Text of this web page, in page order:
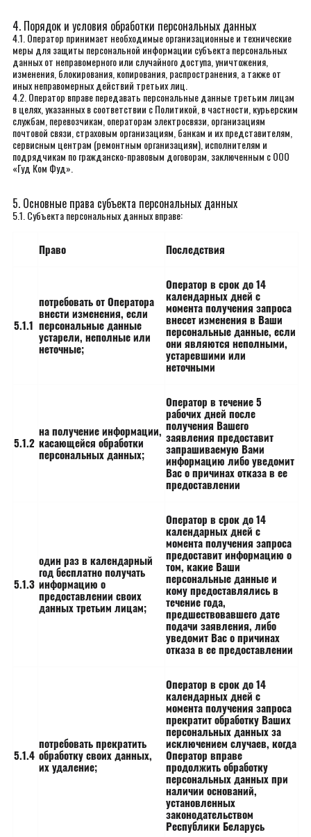
4. Порядок и условия обработки персональных данных
4.1. Оператор принимает необходимые организационные и технические
меры для защиты персональной информации субъекта персональных
данных от неправомерного или случайного доступа, уничтожения,
изменения, блокирования, копирования, распространения, а также от
иных неправомерных действий третьих лиц.
4.2. Оператор вправе передавать персональные данные третьим лицам
в целях, указанных в соответствии с Политикой, в частности, курьерским
службам, перевозчикам, операторам электросвязи, организациям
почтовой связи, страховым организациям, банкам и их представителям,
сервисным центрам (ремонтным организациям), исполнителям и
подрядчикам по гражданско-правовым договорам, заключенным с ООО
«Гуд Ком Фуд».
5. Основные права субъекта персональных данных
5.1. Субъекта персональных данных вправе:
Право Последствия
5.1.1
потребовать от Оператора
внести изменения, если
персональные данные
устарели, неполные или
неточные;
Оператор в срок до 14
календарных дней с
момента получения запроса
внесет изменения в Ваши
персональные данные, если
они являются неполными,
устаревшими или
неточными
5.1.2
на получение информации,
касающейся обработки
персональных данных;
Оператор в течение 5
рабочих дней после
получения Вашего
заявления предоставит
запрашиваемую Вами
информацию либо уведомит
Вас о причинах отказа в ее
предоставлении
5.1.3
один раз в календарный
год бесплатно получать
информацию о
предоставлении своих
данных третьим лицам;
Оператор в срок до 14
календарных дней с
момента получения запроса
предоставит информацию о
том, какие Ваши
персональные данные и
кому предоставлялись в
течение года,
предшествовавшего дате
подачи заявления, либо
уведомит Вас о причинах
отказа в ее предоставлении
5.1.4
потребовать прекратить
обработку своих данных,
их удаление;
Оператор в срок до 14
календарных дней с
момента получения запроса
прекратит обработку Ваших
персональных данных за
исключением случаев, когда
Оператор вправе
продолжить обработку
персональных данных при
наличии оснований,
установленных
законодательством
Республики Беларусь